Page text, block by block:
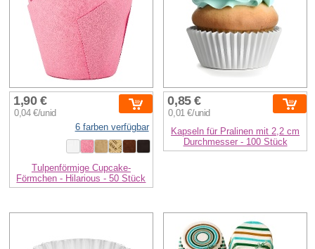
1,90 €
0,04 €/unid
6 farben verfügbar
Tulpenförmige Cupcake-
Förmchen - Hilarious - 50 Stück
0,85 €
0,01 €/unid
Kapseln für Pralinen mit 2,2 cm
Durchmesser - 100 Stück